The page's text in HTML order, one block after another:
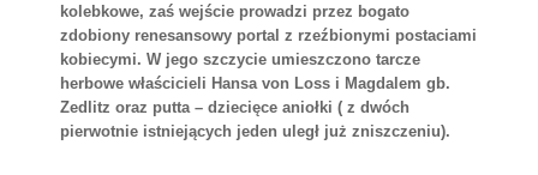
kolebkowe, zaś wejście prowadzi przez bogato
zdobiony renesansowy portal z rzeźbionymi postaciami
kobiecymi. W jego szczycie umieszczono tarcze
herbowe właścicieli Hansa von Loss i Magdalem gb.
Zedlitz oraz putta – dziecięce aniołki ( z dwóch
pierwotnie istniejących jeden uległ już zniszczeniu).